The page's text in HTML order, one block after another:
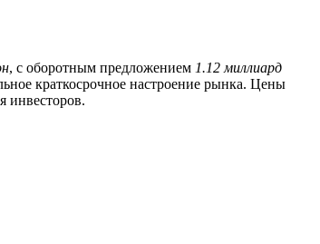
, с оборотным предложением 1.12 миллиард
краткосрочное настроение рынка. Цены
инвесторов.